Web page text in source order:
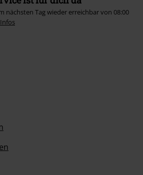
nächsten Tag wieder erreichbar von 08:00